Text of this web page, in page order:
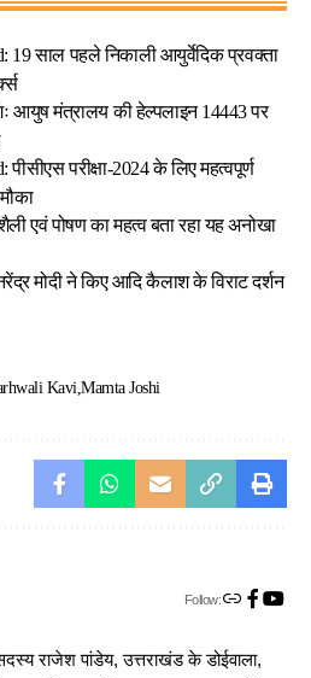
19 साल पहले निकाली आयुर्वेदिक प्रवक्ता
आयुष मंत्रालय की हेल्पलाइन 14443 पर
पीसीएस परीक्षा-2024 के लिए महत्वपूर्ण
एवं पोषण का महत्व बता रहा यह अनोखा
मोदी ने किए आदि कैलाश के विराट दर्शन
Kavi Mamta Joshi
Follow:
राजेश पांडेय, उत्तराखंड के डोईवाला,